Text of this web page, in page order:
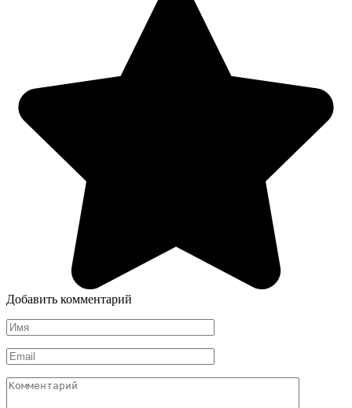
Добавить комментарий
Имя
*
Email
*
Комментарий